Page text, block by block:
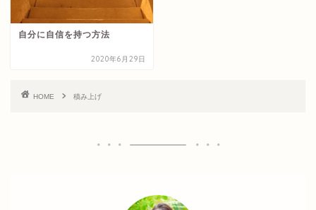
自分に自信を持つ方法
2020年6月29日
HOME 積み上げ